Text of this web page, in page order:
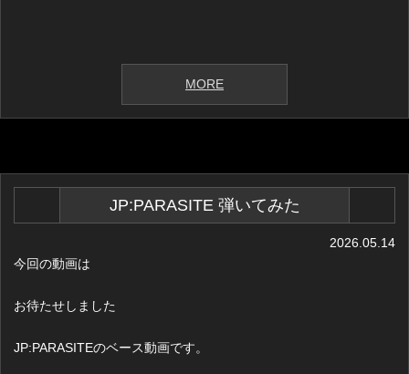
MORE
JP:PARASITE 弾いてみた
2026.05.14
今回の動画は
お待たせしました
JP:PARASITEのベース動画です。